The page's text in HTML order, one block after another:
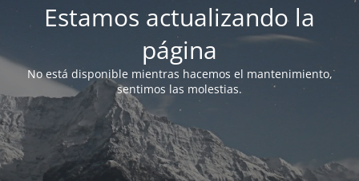
Estamos actualizando la
página
No está disponible mientras hacemos el mantenimiento,
sentimos las molestias.